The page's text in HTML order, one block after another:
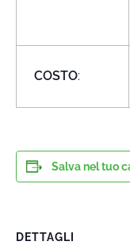
COSTO:
Salva nel tuo
DETTAGLI